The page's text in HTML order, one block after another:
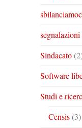
segnalazioni
Sindacato
Software
Studi e
Censis(3)